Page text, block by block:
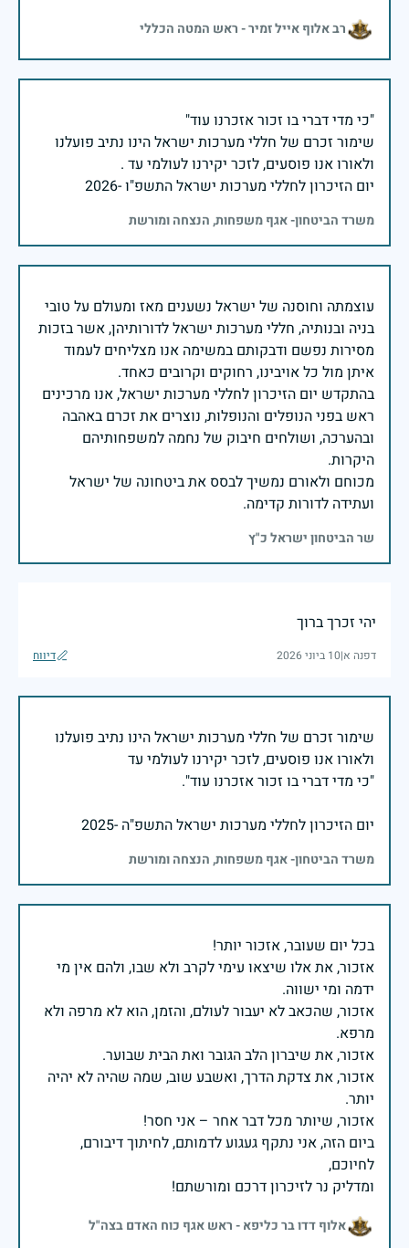
רב אלוף אייל זמיר - ראש המטה הכללי
שימור זכרם של חללי מערכות ישראל הינו נתיב פועלנו
יום הזיכרון לחללי מערכות ישראל התשפ"ו -2026
משרד הביטחון- אגף משפחות, הנצחה ומורשת
עוצמתה וחוסנה של ישראל נשענים מאז ומעולם על טובי
בניה ובנותיה, חללי מערכות ישראל לדורותיהן, אשר בזכות
מסירות נפשם ודבקותם במשימה אנו מצליחים לעמוד
בהתקדש יום הזיכרון לחללי מערכות ישראל, אנו מרכינים
ראש בפני הנופלים והנופלות, נוצרים את זכרם באהבה
ובהערכה, ושולחים חיבוק של נחמה למשפחותיהם
מכוחם ולאורם נמשיך לבסס את ביטחונה של ישראל
ועתידה לדורות קדימה.
שר הביטחון ישראל כ"ץ
יהי זכרך ברוך
דפנה א|10 ביוני 2026 דיווח
שימור זכרם של חללי מערכות ישראל הינו נתיב פועלנו
יום הזיכרון לחללי מערכות ישראל התשפ"ה -2025
משרד הביטחון- אגף משפחות, הנצחה ומורשת
אזכור, את אלו שיצאו עימי לקרב ולא שבו, ולהם אין מי
אזכור, שהכאב לא יעבור לעולם, והזמן, הוא לא מרפה ולא
אזכור, את צדקת הדרך, ואשבע שוב, שמה שהיה לא יהיה
ביום הזה, אני נתקף געגוע לדמותם, לחיתוך דיבורם,
ומדליק נר לזיכרון דרכם ומורשתם!
אלוף דדו בר כליפא - ראש אגף כוח האדם בצה"ל